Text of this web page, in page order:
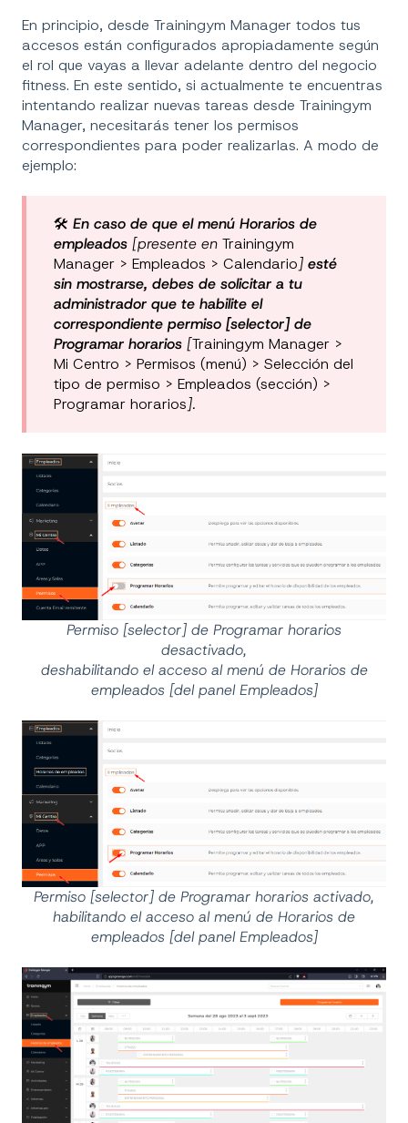
En principio, desde Trainingym Manager todos tus
accesos están configurados apropiadamente según
el rol que vayas a llevar adelante dentro del negocio
fitness. En este sentido, si actualmente te encuentras
intentando realizar nuevas tareas desde Trainingym
Manager, necesitarás tener los permisos
correspondientes para poder realizarlas. A modo de
ejemplo:
🛠️ En caso de que el menú Horarios de
empleados [presente en Trainingym
Manager > Empleados > Calendario] esté
sin mostrarse, debes de solicitar a tu
administrador que te habilite el
correspondiente permiso [selector] de
Programar horarios [Trainingym Manager >
Mi Centro > Permisos (menú) > Selección del
tipo de permiso > Empleados (sección) >
Programar horarios].
Permiso [selector] de Programar horarios
desactivado,
deshabilitando el acceso al menú de Horarios de
empleados [del panel Empleados]
Permiso [selector] de Programar horarios activado,
habilitando el acceso al menú de Horarios de
empleados [del panel Empleados]